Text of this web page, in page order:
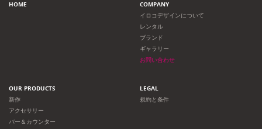
シ
HOME
COMPANY
イロコデザインについて
レンタル
ブランド
ギャラリー
お問い合わせ
OUR PRODUCTS
新作
アクセサリー
バー＆カウンター
LEGAL
規約と条件